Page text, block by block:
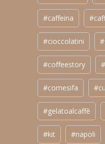
#caffeina
#cioccolatini
#coffeestory
#comesifa
#gelatoalcaffè
#kit #napoli